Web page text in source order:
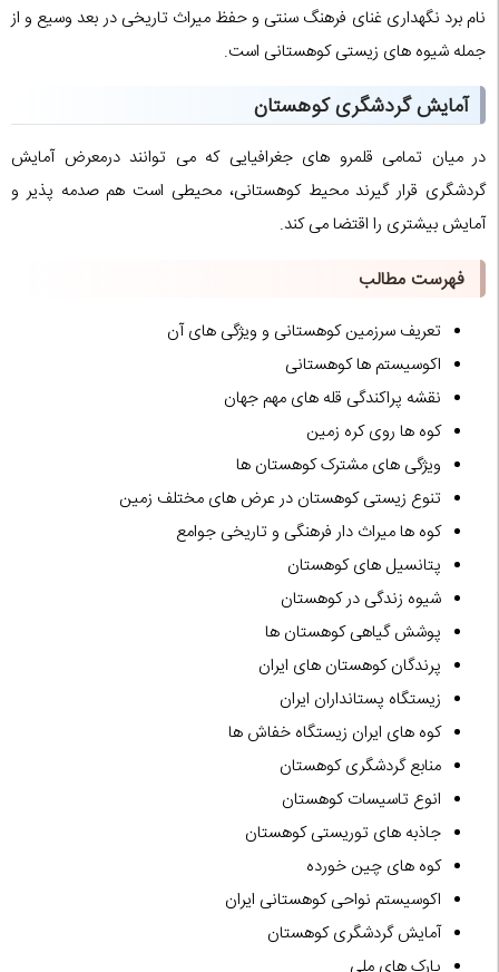
نام برد نگهداری غنای فرهنگ سنتی و حفظ میراث تاریخی در بعد وسیع و از
جمله شیوه های زیستی کوهستانی است.
آمایش گردشگری کوهستان
در میان تمامی قلمرو های جغرافیایی که می توانند درمعرض آمایش
گردشگری قرار گیرند محیط کوهستانی، محیطی است هم صدمه پذیر و
آمایش بیشتری را اقتضا می کند.
فهرست مطالب
تعریف سرزمین کوهستانی و ویژگی های آن
اکوسیستم ها کوهستانی
نقشه پراکندگی قله های مهم جهان
کوه ها روی کره زمین
ویژگی های مشترک کوهستان ها
تنوع زیستی کوهستان در عرض های مختلف زمین
کوه ها میراث دار فرهنگی و تاریخی جوامع
پتانسیل های کوهستان
شیوه زندگی در کوهستان
پوشش گیاهی کوهستان ها
پرندگان کوهستان های ایران
زیستگاه پستانداران ایران
کوه های ایران زیستگاه خفاش ها
منابع گردشگری کوهستان
انوع تاسیسات کوهستان
جاذبه های توریستی کوهستان
کوه های چین خورده
اکوسیستم نواحی کوهستانی ایران
آمایش گردشگری کوهستان